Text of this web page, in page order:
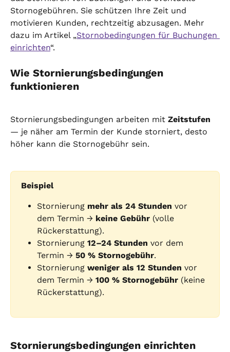
Stornogebühren. Sie schützen Ihre Zeit und
motivieren Kunden, rechtzeitig abzusagen. Mehr
dazu im Artikel „Stornobedingungen für Buchungen
einrichten“.
Wie Stornierungsbedingungen
funktionieren
Stornierungsbedingungen arbeiten mit Zeitstufen
— je näher am Termin der Kunde storniert, desto
höher kann die Stornogebühr sein.
Beispiel
Stornierung mehr als 24 Stunden vor
dem Termin → keine Gebühr (volle
Rückerstattung).
Stornierung 12–24 Stunden vor dem
Termin → 50 % Stornogebühr.
Stornierung weniger als 12 Stunden vor
dem Termin → 100 % Stornogebühr (keine
Rückerstattung).
Stornierungsbedingungen einrichten